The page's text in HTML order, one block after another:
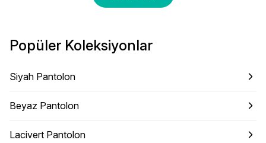
Popüler Koleksiyonlar
Siyah Pantolon
Beyaz Pantolon
Lacivert Pantolon